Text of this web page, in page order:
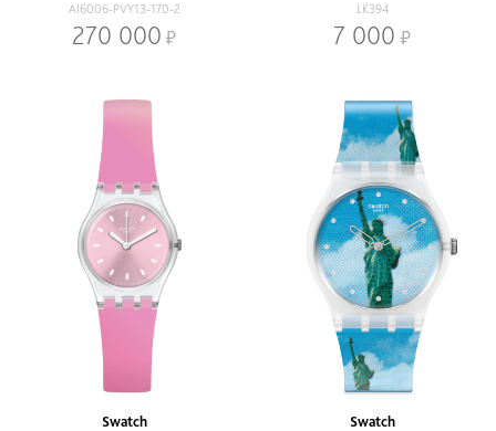
AI6006-PVY13-170-2
270 000
LK394
7 000
Swatch Swatch